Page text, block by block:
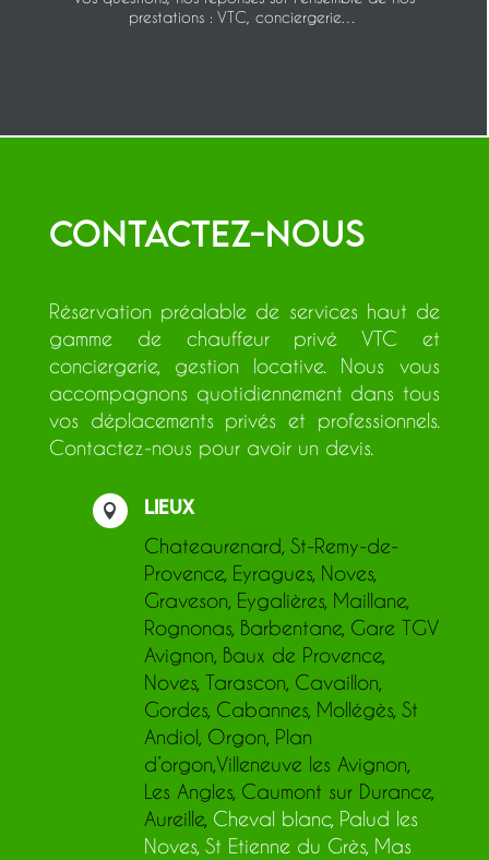
prestations : VTC, conciergerie…
Contactez-nous
Réservation préalable de services haut de
gamme de chauffeur privé VTC et
conciergerie, gestion locative. Nous vous
accompagnons quotidiennement dans tous
vos déplacements privés et professionnels.
Contactez-nous pour avoir un devis.

Lieux
Chateaurenard St-Remy-de-
Provence, Eyragues, Noves,
Graveson Eygalières, Maillane,
Rognonas, Barbentane, Gare TGV
Avignon Baux de Provence,
Noves, Tarascon Cavaillon
Gordes, Cabannes, Mollégès, St
Andiol Orgon Plan
d’orgonVilleneuve les Avignon
Les Angles, Caumont sur Durance,
Aureille, Cheval blanc, Palud les
Noves, St Etienne du Grès, Mas